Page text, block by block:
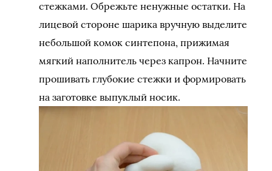
стежками. Обрежьте ненужные остатки. На
лицевой стороне шарика вручную выделите
небольшой комок синтепона, прижимая
мягкий наполнитель через капрон. Начните
прошивать глубокие стежки и формировать
на заготовке выпуклый носик.